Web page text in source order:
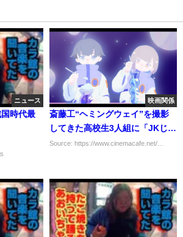
ニュース
国時代最
映画関係
斎藤工“ヘミングウェイ”を撮影
してきた高校生3人組に「JKじゃ
なかった」「JKが犯人かな」な
Source: https://www.cinemacafe.net/...